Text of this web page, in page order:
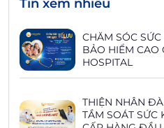
Tin xem nhiều
CHĂM SÓC
BẢO HIỂM CAO
HOSPITAL
THIỆN NHÂN
TẦM SOÁT SỨC